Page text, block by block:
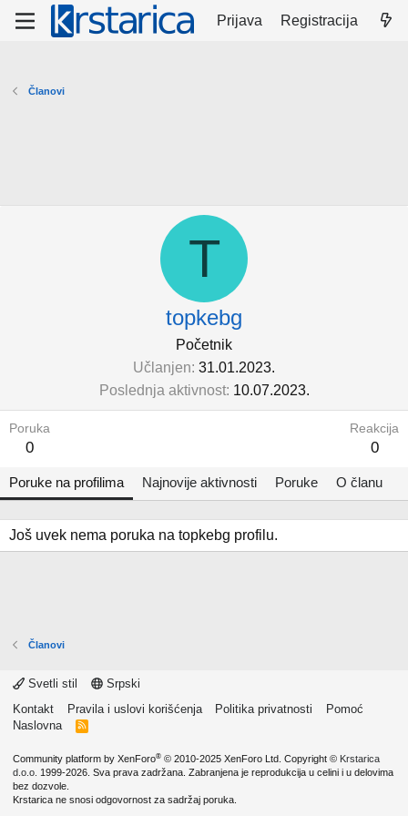
Prijava Registracija
Članovi
T
topkebg
Početnik
Učlanjen 31.01.2023.
Poslednja aktivnost 10.07.2023.
Poruka
0
Reakcija
0
Poruke na profilima Najnovije aktivnosti Poruke O članu
Još uvek nema poruka na topkebg profilu.
Članovi
Svetli stil
Srpski
Kontakt
Pravila i uslovi korišćenja Politika privatnosti
Pomoć
Naslovna
R
Community platform by XenForo® © 2010-2025 XenForo Ltd. Copyright © Krstarica
d.o.o. 1999-2026. Sva prava zadržana. Zabranjena je reprodukcija u celini i u delovima
bez dozvole.
Krstarica ne snosi odgovornost za sadržaj poruka.